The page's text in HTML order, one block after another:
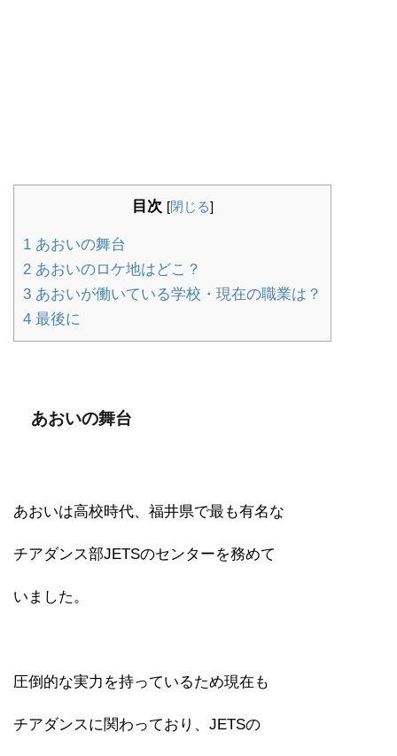
目次 [閉じる]
1 あおいの舞台
2 あおいのロケ地はどこ？
3 あおいが働いている学校・現在の職業は？
4 最後に
あおいの舞台
あおいは高校時代、福井県で最も有名な
チアダンス部JETSのセンターを務めて
いました。
圧倒的な実力を持っているため現在も
チアダンスに関わっており、JETSの